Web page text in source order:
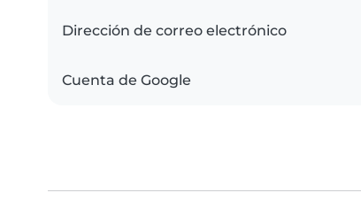
Dirección de correo electrónico
Cuenta de Google